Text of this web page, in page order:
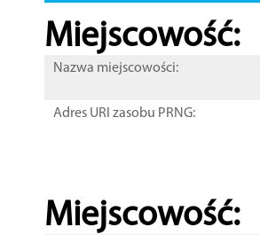
Miejscowość:
Nazwa miejscowości:
Adres URI zasobu PRNG:
Miejscowość: